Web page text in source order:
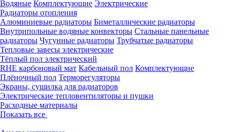
Водяные Комплектующие Электрические
Радиаторы отопления
Алюминиевые радиаторы Биметаллические радиаторы
Внутрипольные водяные конвекторы Стальные панельные
радиаторы Чугунные радиаторы Трубчатые радиаторы
Тепловые завесы электрические
Тёплый пол электрический
RHE карбоновый мат Кабельный пол Комплектующие
Плёночный пол Терморегуляторы
Экраны, сушилка для радиаторов
Электрические тепловентиляторы и пушки
Расходные материалы
Показать все